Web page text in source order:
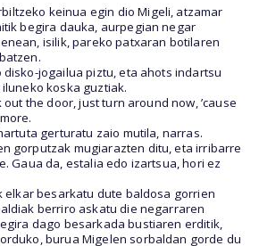
keinua egin dio Migeli, atzamar
begira dauka, aurpegian negar
isilik, pareko patxaran botilaren
jogailua piztu, eta ahots indartsu
koska guztiak.
the door, just turn around now, ’cause
gerturatu zaio mutila, narras.
gorputzak mugiarazten ditu, eta irribarre
Gaua da, estalia edo izartsua, hori ez
elkar besarkatu dute baldosa gorrien
berriro askatu die negarraren
dago besarkada bustiaren erditik,
burua Migelen sorbaldan gorde du